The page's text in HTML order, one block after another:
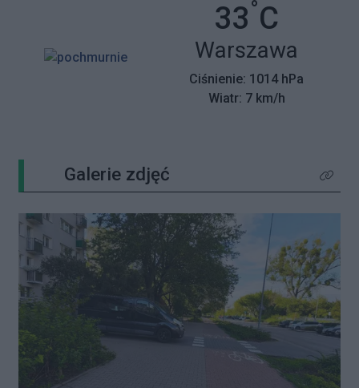
33°C
Miasto:
Warszawa
Ciśnienie: 1014 hPa
Wiatr: 7 km/h
Galerie zdjęć Kliknij